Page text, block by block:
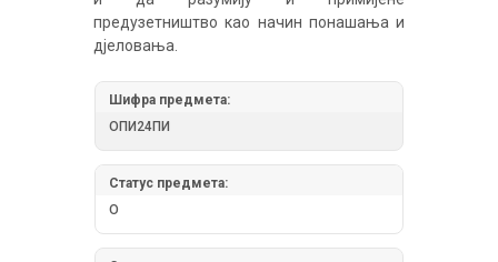
предузетништво као начин понашања и
дјеловања.
Шифра предмета:
ОПИ24ПИ
Статус предмета:
О